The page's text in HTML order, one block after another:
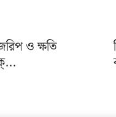
ও ক্ষতি